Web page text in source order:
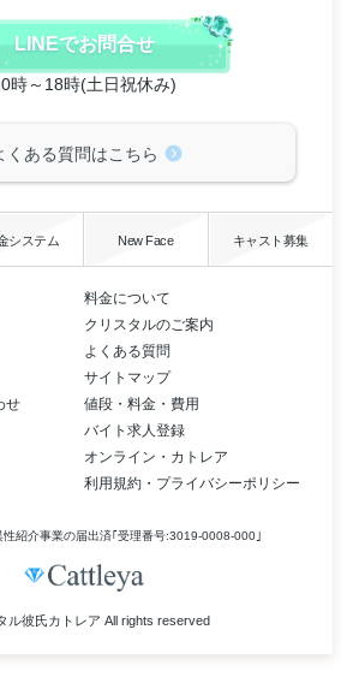
LINEでお問合せ
時～18時(土日祝休み)
くある質問はこちら
システム New Face キャスト募集
せ
料金について
クリスタルのご案内
よくある質問
サイトマップ
値段・料金・費用
バイト求人登録
オンライン・カトレア
利用規約・プライバシーポリシー
性紹介事業の届出済｢受理番号:3019-0008-000｣
ル彼氏カトレア All rights reserved